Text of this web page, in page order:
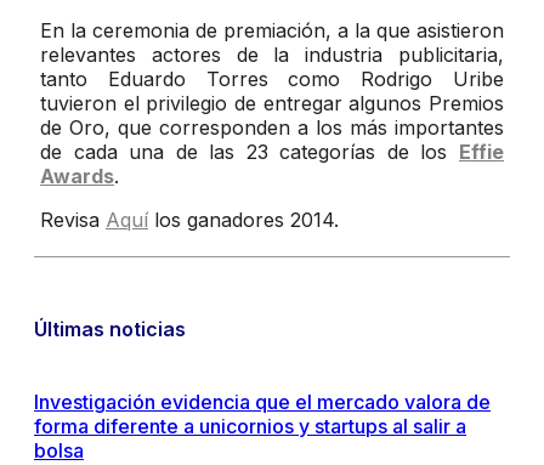
En la ceremonia de premiación, a la que asistieron
relevantes actores de la industria publicitaria,
tanto Eduardo Torres como Rodrigo Uribe
tuvieron el privilegio de entregar algunos Premios
de Oro, que corresponden a los más importantes
de cada una de las 23 categorías de los Effie
Awards.
Revisa Aquí los ganadores 2014.
Últimas noticias
Investigación evidencia que el mercado valora de
forma diferente a unicornios y startups al salir a
bolsa